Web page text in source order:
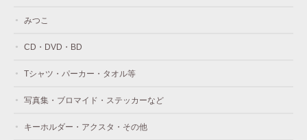
みつこ
CD・DVD・BD
Tシャツ・パーカー・タオル等
写真集・ブロマイド・ステッカーなど
キーホルダー・アクスタ・その他